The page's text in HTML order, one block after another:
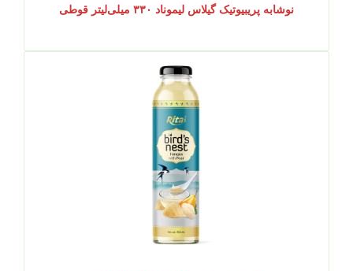
نوشابه پریبیوتیک گیلاس لیموناد ۳۳۰ میلی‌لیتر قوطی